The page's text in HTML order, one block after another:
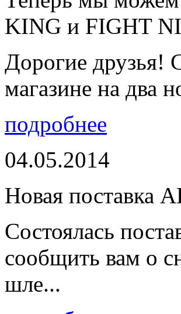
KING и FIGHT
Дорогие друзья!
магазине на два
подробнее
04.05.2014
Новая поставка
Состоялась
сообщить вам о
шле...